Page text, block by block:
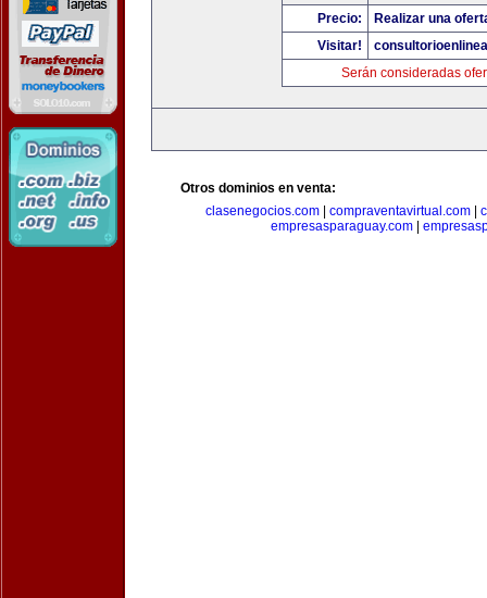
Precio:
Realizar una
Visitar!
Serán consideradas
Otros dominios en venta:
clasenegocios.com| compraventavirtual.com|
empresasparaguay.com|